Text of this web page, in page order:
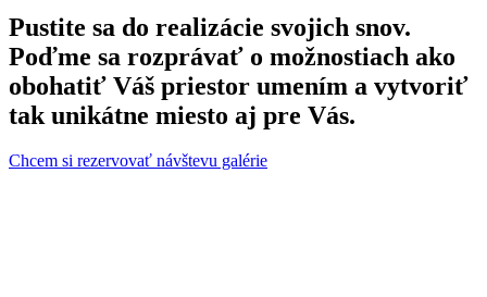
Pustite sa do realizácie svojich snov.
Poďme sa rozprávať o možnostiach ako
obohatiť Váš priestor umením a vytvoriť
tak unikátne miesto aj pre Vás.
Chcem si rezervovať návštevu galérie